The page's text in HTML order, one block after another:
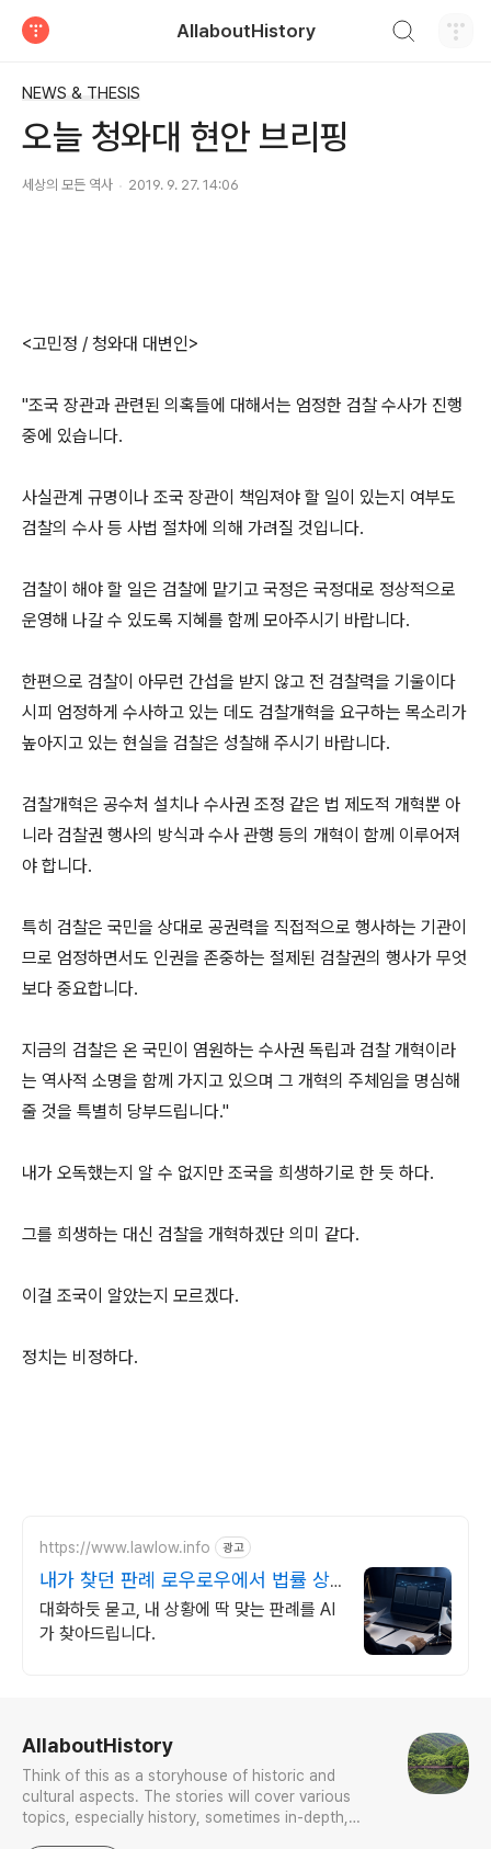
AllaboutHistory
NEWS & THESIS
오늘 청와대 현안 브리핑
세상의 모든 역사 2019. 9. 27. 14:06
<고민정 / 청와대 대변인>
"조국 장관과 관련된 의혹들에 대해서는 엄정한 검찰 수사가 진행
중에 있습니다.
사실관계 규명이나 조국 장관이 책임져야 할 일이 있는지 여부도
검찰의 수사 등 사법 절차에 의해 가려질 것입니다.
검찰이 해야 할 일은 검찰에 맡기고 국정은 국정대로 정상적으로
운영해 나갈 수 있도록 지혜를 함께 모아주시기 바랍니다.
한편으로 검찰이 아무런 간섭을 받지 않고 전 검찰력을 기울이다
시피 엄정하게 수사하고 있는 데도 검찰개혁을 요구하는 목소리가
높아지고 있는 현실을 검찰은 성찰해 주시기 바랍니다.
검찰개혁은 공수처 설치나 수사권 조정 같은 법 제도적 개혁뿐 아
니라 검찰권 행사의 방식과 수사 관행 등의 개혁이 함께 이루어져
야 합니다.
특히 검찰은 국민을 상대로 공권력을 직접적으로 행사하는 기관이
므로 엄정하면서도 인권을 존중하는 절제된 검찰권의 행사가 무엇
보다 중요합니다.
지금의 검찰은 온 국민이 염원하는 수사권 독립과 검찰 개혁이라
는 역사적 소명을 함께 가지고 있으며 그 개혁의 주체임을 명심해
줄 것을 특별히 당부드립니다."
내가 오독했는지 알 수 없지만 조국을 희생하기로 한 듯 하다.
그를 희생하는 대신 검찰을 개혁하겠단 의미 같다.
이걸 조국이 알았는지 모르겠다.
정치는 비정하다.
https://www.lawlow.info 광고
내가 찾던 판례 로우로우에서 법률 상
담도 AI 시대
대화하듯 묻고, 내 상황에 딱 맞는 판례를 AI
가 찾아드립니다.
AllaboutHistory
Think of this as a storyhouse of historic and
cultural aspects. The stories will cover various
topics, especially history, sometimes in-depth,